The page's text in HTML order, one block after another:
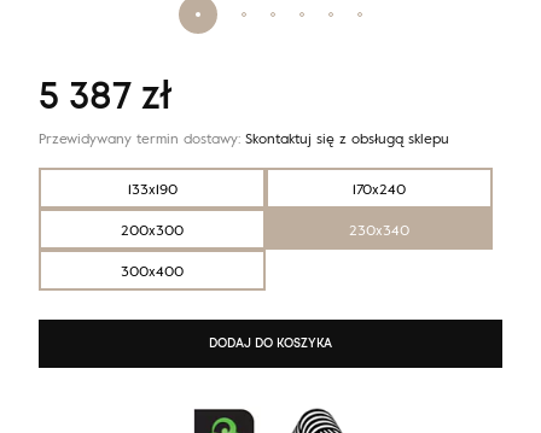
133x190
170x240
200x300
230x340
300x400
5 387 zł
Przewidywany termin dostawy: Skontaktuj się z obsługą sklepu
DODAJ DO KOSZYKA